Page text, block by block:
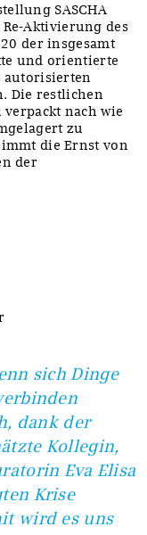
SASCHA
Re-Aktivierung des
der insgesamt
und orientierte
autorisierten
Die restlichen
verpackt nach wie
zu
die Ernst von
der
sich Dinge
dank der
Kollegin,
Eva Elisa
Krise
wird es uns